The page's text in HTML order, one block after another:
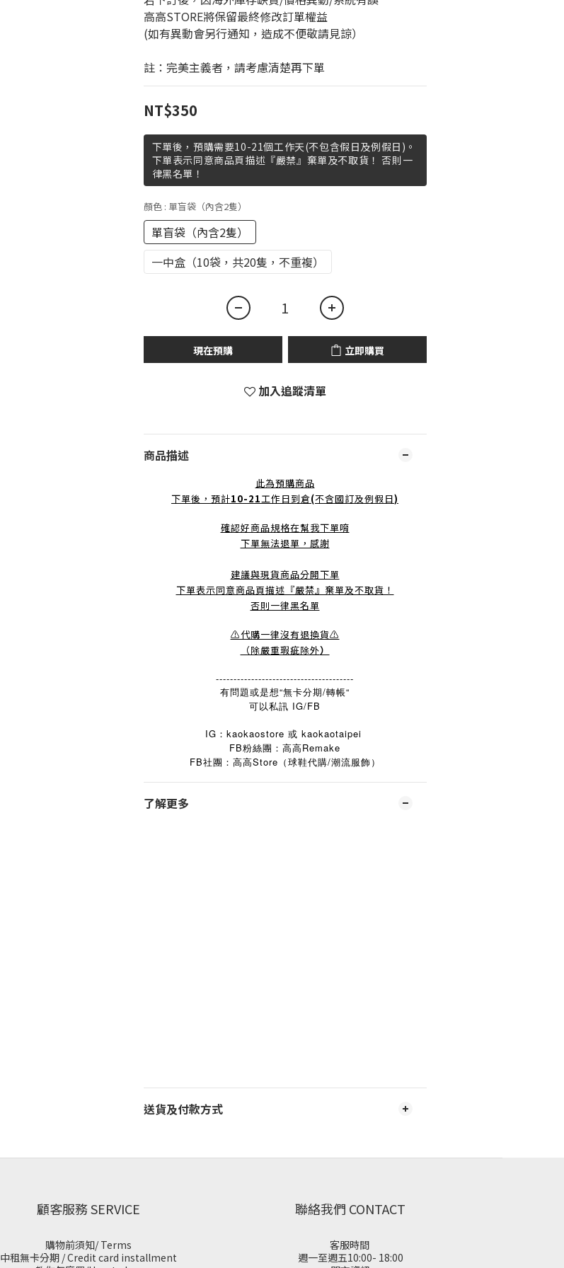
高高STORE將保留最終修改訂單權益
(如有異動會另行通知，造成不便敬請見諒）
註：完美主義者，請考慮清楚再下單
NT$350
下單後，預購需要10-21個工作天(不包含假日及例假日)。
下單表示同意商品頁描述『嚴禁』棄單及不取貨！ 否則一
律黑名單！
顏色 : 單盲袋（內含2隻）
單盲袋（內含2隻）
一中盒（10袋，共20隻，不重複）
現在預購 立即購買
加入追蹤清單
商品描述
此為預購商品
下單後，預計10-21工作日到倉(不含國訂及例假日)
確認好商品規格在幫我下單唷
下單無法退單，感謝
建議與現貨商品分開下單
下單表示同意商品頁描述『嚴禁』棄單及不取貨！
否則一律黑名單
⚠️代購一律沒有退換貨⚠️
（除嚴重瑕疵除外）
---------------------------------------
有問題或是想“無卡分期/轉帳“
可以私訊 IG/FB
IG：kaokaostore 或 kaokaotaipei
FB粉絲團：高高Remake
FB社團：高高Store （球鞋代購/潮流服飾）
了解更多
送貨及付款方式
顧客服務 SERVICE
購物前須知/ Terms
中租無卡分期 / Credit card installment
聯絡我們 CONTACT
客服時間
週一至週五10:00- 18:00